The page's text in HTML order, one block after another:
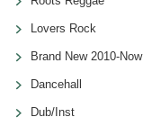
Lovers Rock
Brand New 2010-Now
Dancehall
Dub/Inst